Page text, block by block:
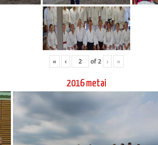
« ‹ of2 › »
2016 metai